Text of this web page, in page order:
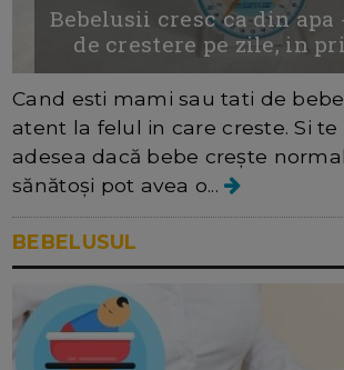
Bebelusii cresc ca din apa
de crestere pe zile, in
Cand esti mami sau tati de
atent la felul in care creste. Si
adesea dacă bebe crește
sănătoși pot avea o...
BEBELUSUL